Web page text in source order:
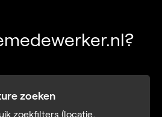
zoeken
zoekfilters (locatie,